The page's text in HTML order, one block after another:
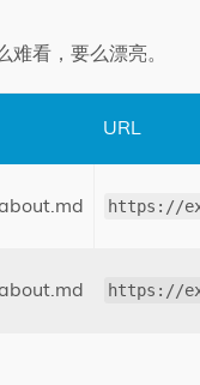
难看，要么漂亮。
URL
https://
https://